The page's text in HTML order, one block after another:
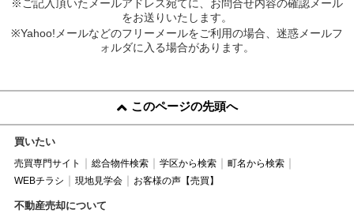
※ご記入頂いたメールアドレス宛てに、お問合せ内容の確認メール
をお送りいたします。
※Yahoo!メールなどのフリーメールをご利用の場合、迷惑メールフ
ォルダに入る場合があります。
このページの先頭へ
買いたい
売買専門サイト 総合物件検索 学区から検索
町名から検索
WEBチラシ
現地見学会 お客様の声【売買】
不動産売却について